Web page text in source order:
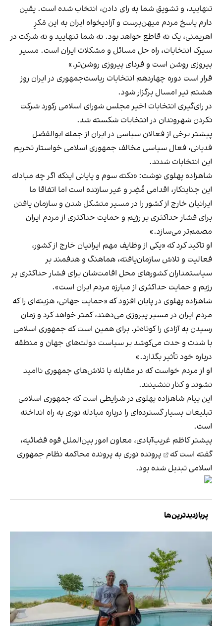
تنهایید، و تشویق شما به رای دادن، انتخاب شده است. یقین
دارم پاسخ مردم میهن‌پرست و آزادیخواه ایران به این مَکرِ
اهریمنی، یک نه قاطع خواهد بود. نه شما تنهایید و نه شرکت در
سیرک انتخابات، راه حل مسائل و مشکلات ایران است. مسیر
پیروزی روشن است و فردای پیروزی روشن‌تر.»
قرار است دوره چهاردهم انتخابات ریاست‌جمهوری در ایران روز
هشتم تیر امسال برگزار شود.
در رای‌گیری انتخابات اخیر مجلس شورای اسلامی رکورد شرکت
نکردن شهروندان در انتخابات شکسته شد.
پیشتر برخی از فعالان سیاسی در ایران از جمله ابوالفضل
قدیانی، فعال سیاسی مخالف جمهوری اسلامی خواستار تحریم
این انتخابات شدند.
شاهزاده پهلوی نوشت: «نکته سوم و پایانی اینکه اگر چه مبادله
این جنایتکار، اقدامی مُضِر و غیر سازنده است اما اتفاقا ما
ایرانیان خارج از کشور را در مسیر متشکل شدن و سازمان یافتن
برای فشار حداکثری بر رژیم و حمایت حداکثری از مردم ایران
مصمم‌تر می‌سازد.»
او تاکید کرد که «یکی از وظایف مهم ایرانیان خارج از کشور،
فعالیت و تلاش سازمان‌یافته، هماهنگ و هدفمند بر
سیاستمداران کشورهای محل اقامت‌شان برای فشار حداکثری بر
رژیم و حمایت حداکثری از مبارزه مردم ایران است».
شاهزاده پهلوی در پایان افزود که «حمایت جهانی، هزینه‌ای را که
مردم ایران در مسیر پبروزی می‌دهند، کمتر خواهد کرد و زمان
رسیدن به آزادی را کوتاه‌تر. برای همین است که جمهوری اسلامی
با شدت و حدت می‌کوشد بر سیاست دولت‌های جهان و منطقه
درباره خود تأثیر بگذارد.»
او از مردم خواست که در مقابله با تلاش‌های جمهوری ناامید
نشوند و کنار ننشینند.
این پیام شاهزاده پهلوی در شرایطی است که جمهوری اسلامی
تبلیغات بسیار گسترده‌ای را درباره مبادله نوری به راه انداخته
است.
پیشتر کاظم غریب‌آبادی، معاون امور بین‌الملل قوه قضائیه،
گفته است که
پرونده نوری به پرونده محاکمه نظام جمهوری
اسلامی تبدیل شده بود.
پربازدیدترین‌ها